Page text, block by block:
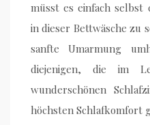
müsst es einfach selbst
in dieser Bettwäsche zu
sanfte Umarmung
diejenigen, die im
wunderschönen
höchsten Schlafkomfort